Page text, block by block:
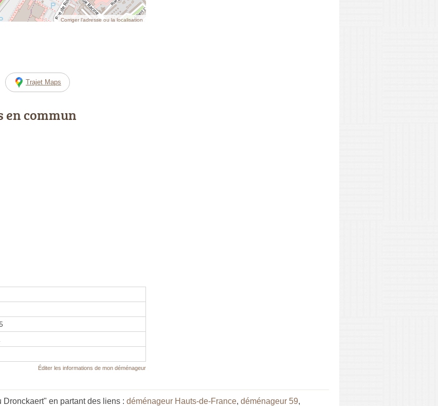
Corriger l’adresse ou la localisation
Trajet Maps
commun
Éditer les informations de mon déménageur
en partant des liens : déménageur Hauts-de-France, déménageur 59,